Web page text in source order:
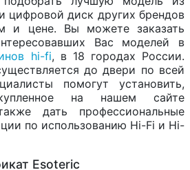
цифровой диск других брендов
и цене. Вы можете заказать
Вас моделей в
hi-fi, в 18 городах России.
до двери по всей
помогут установить,
на нашем сайте
дать профессиональные
по использованию Hi-Fi и Hi-
Esoteric